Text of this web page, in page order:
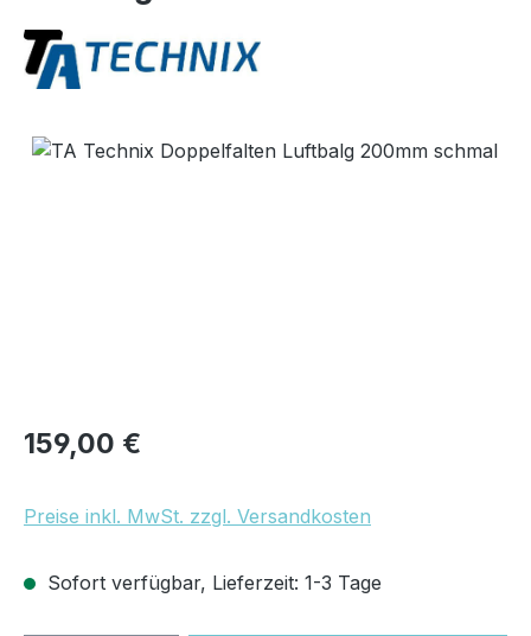
Bildergalerie überspringen
Regulärer Preis:
159,00 €
Preise inkl. MwSt. zzgl. Versandkosten
Sofort verfügbar, Lieferzeit: 1-3 Tage